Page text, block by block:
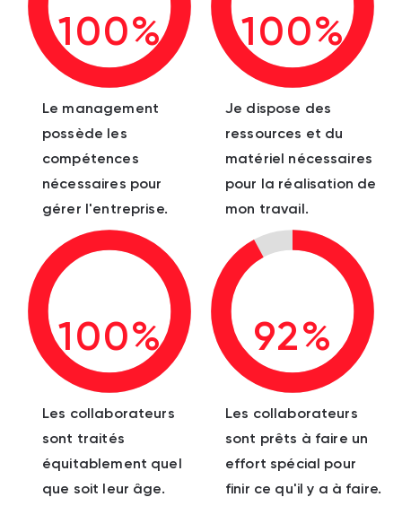
100%
Le management
possède les
compétences
nécessaires pour
gérer l'entreprise.
100%
Je dispose des
ressources et du
matériel nécessaires
pour la réalisation de
mon travail.
100%
Les collaborateurs
sont traités
équitablement quel
que soit leur âge.
92%
Les collaborateurs
sont prêts à faire un
effort spécial pour
finir ce qu'il y a à faire.